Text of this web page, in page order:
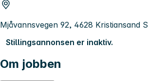
Mjåvannsvegen 92, 4628 Kristiansand S
Stillingsannonsen er inaktiv.
Om jobben